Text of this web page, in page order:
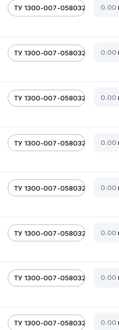
ТУ 1300-007-05803206-01
ТУ 1300-007-05803206-01
ТУ 1300-007-05803206-01
ТУ 1300-007-05803206-01
ТУ 1300-007-05803206-01
ТУ 1300-007-05803206-01
ТУ 1300-007-05803206-01
ТУ 1300-007-05803206-01